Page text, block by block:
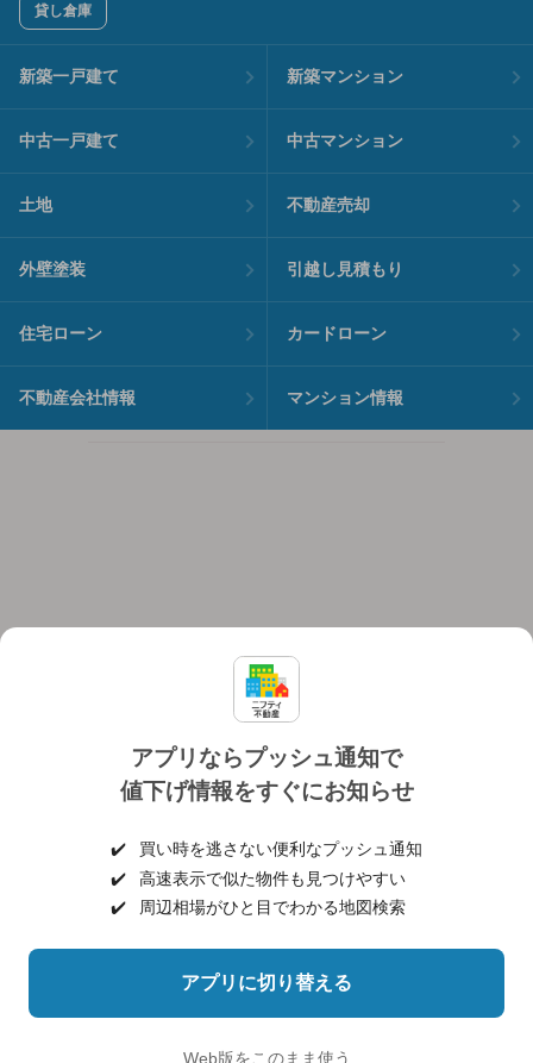
アプリならプッシュ通知で
値下げ情報をすぐにお知らせ
✔️
買い時を逃さない便利なプッシュ通知
✔️
高速表示で似た物件も見つけやすい
✔️
周辺相場がひと目でわかる地図検索
アプリに切り替える
Web版をこのまま使う
貸し倉庫
新築一戸建て 新築マンション
中古一戸建て 中古マンション
土地 不動産売却
外壁塗装 引越し見積もり
住宅ローン カードローン
不動産会社情報 マンション情報
個人情報保護ポリシー 利用規約
ヘルプ・お問い合わせ 採用情報
©NIFTY Lifestyle Co., Ltd.